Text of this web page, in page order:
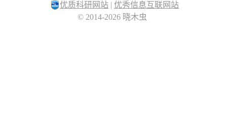
优质科研网站 | 优秀信息互联网站
© 2014-2026 晓木虫